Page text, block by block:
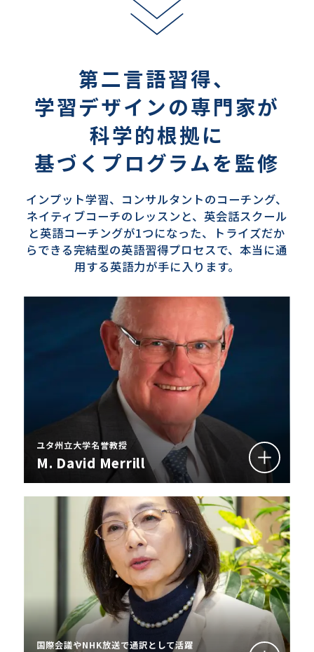
第二言語習得、
学習デザインの専門家が
科学的根拠に
基づくプログラムを監修
インプット学習、コンサルタントのコーチング、
ネイティブコーチのレッスンと、英会話スクール
と英語コーチングが1つになった、
トライズだか
らできる完結型の英語習得プロセスで、本当に通
用する英語力が手に入ります。
ユタ州立大学名誉教授
M. David Merrill
国際会議やNHK放送で通訳として活躍